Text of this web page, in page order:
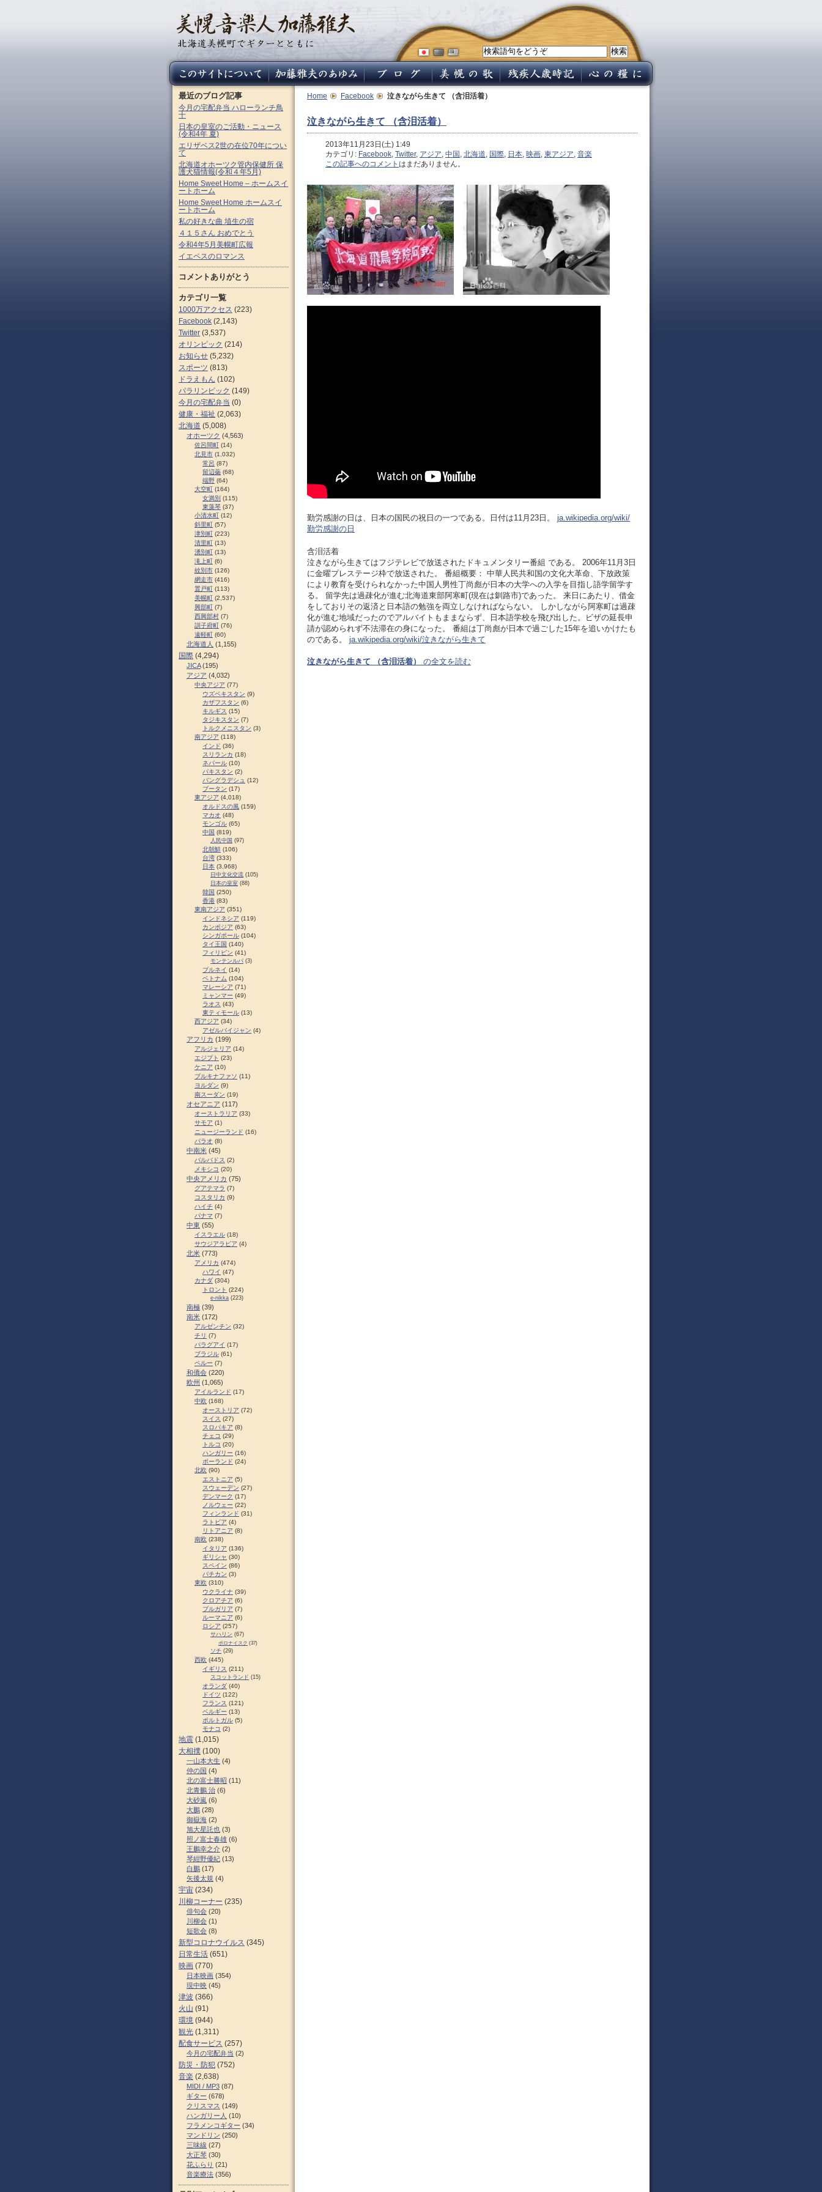
Home Facebook 泣きながら生きて （含泪活着）
泣きながら生きて （含泪活着）
2013年11月23日(土) 1:49
カテゴリ: Facebook, Twitter, アジア, 中国 , 北海道, 国際, 日本, 映画, 東アジア, 音楽
この記事へのコメント はまだありません。
勤労感謝の日は、日本の国民の祝日の一つである。日付は11月23日。 ja.wikipedia.org/wiki/
勤労感謝の日
含泪活着
泣きながら生きてはフジテレビで放送されたドキュメンタリー番組 である。 2006年11月3日
に金曜プレステージ枠で放送された。 番組概要： 中華人民共和国の文化大革命、下放政策
により教育を受けられなかった中国人男性丁尚彪が日本の大学への入学を目指し語学留学す
る。 留学先は過疎化が進む北海道東部阿寒町(現在は釧路市)であった。 来日にあたり、借金
をしておりその返済と日本語の勉強を両立しなければならない。 しかしながら阿寒町は過疎
化が進む地域だったのでアルバイトもままならず、日本語学校を飛び出した。ビザの延長申
請が認められず不法滞在の身になった。 番組は丁尚彪が日本で過ごした15年を追いかけたも
のである。 ja.wikipedia.org/wiki/泣きながら生きて
泣きながら生きて （含泪活着） の全文を読む
最近のブログ記事
今月の宅配弁当 ハローランチ鳥
十
日本の皇室のご活動・ニュース
(令和4年 夏)
エリザベス2世の在位70年につい
て
北海道オホーツク管内保健所 保
護犬猫情報(令和４年5月)
Home Sweet Home – ホームスイ
ートホーム
Home Sweet Home ホームスイ
ートホーム
私の好きな曲 埴生の宿
４１５さん おめでとう
令和4年5月美幌町広報
イエペスのロマンス
コメントありがとう
カテゴリ一覧
1000万アクセス (223)
Facebook (2,143)
Twitter (3,537)
オリンピック (214)
お知らせ (5,232)
スポーツ (813)
ドラえもん (102)
パラリンピック (149)
今月の宅配弁当 (0)
健康・福祉 (2,063)
北海道 (5,008)
オホーツク (4,563)
佐呂間町 (14)
北見市 (1,032)
常呂 (87)
留辺蘂 (68)
端野 (64)
大空町 (164)
女満別 (115)
東藻琴 (37)
小清水町 (12)
斜里町 (57)
津別町 (223)
清里町 (13)
湧別町 (13)
滝上町 (6)
紋別市 (126)
網走市 (416)
置戸町 (113)
美幌町 (2,537)
興部町 (7)
西興部村 (7)
訓子府町 (76)
遠軽町 (60)
北海道人 (1,155)
国際 (4,294)
JICA(195)
アジア (4,032)
中央アジア (77)
ウズベキスタン (9)
カザフスタン (6)
キルギス (15)
タジキスタン (7)
トルクメニスタン (3)
南アジア (118)
インド (36)
スリランカ (18)
ネパール (10)
パキスタン (2)
バングラデシュ (12)
ブータン (17)
東アジア (4,018)
オルドスの風 (159)
マカオ (48)
モンゴル (65)
中国 (819)
人民中国 (97)
北朝鮮 (106)
台湾 (333)
日本 (3,968)
日中文化交流 (105)
日本の皇室 (88)
韓国 (250)
香港 (83)
東南アジア (351)
インドネシア (119)
カンボジア (63)
シンガポール (104)
タイ王国 (140)
フィリピン (41)
モンテンルパ (3)
ブルネイ (14)
ベトナム (104)
マレーシア (71)
ミャンマー (49)
ラオス (43)
東ティモール (13)
西アジア (34)
アゼルバイジャン (4)
アフリカ (199)
アルジェリア (14)
エジプト (23)
ケニア (10)
ブルキナファソ (11)
ヨルダン (9)
南スーダン (19)
オセアニア (117)
オーストラリア (33)
サモア (1)
ニュージーランド (16)
パラオ (8)
中南米 (45)
バルバドス (2)
メキシコ (20)
中央アメリカ (75)
グアテマラ (7)
コスタリカ (9)
ハイチ (4)
パナマ (7)
中東 (55)
イスラエル (18)
サウジアラビア (4)
北米 (773)
アメリカ (474)
ハワイ (47)
カナダ (304)
トロント (224)
e-nikka (223)
南極 (39)
南米 (172)
アルゼンチン (32)
チリ (7)
パラグアイ (17)
ブラジル (61)
ペルー (7)
和僑会 (220)
欧州 (1,065)
アイルランド (17)
中欧 (168)
オーストリア (72)
スイス (27)
スロパキア (8)
チェコ (29)
トルコ (20)
ハンガリー (16)
ポーランド (24)
北欧 (90)
エストニア (5)
スウェーデン (27)
デンマーク (17)
ノルウェー (22)
フィンランド (31)
ラトビア (4)
リトアニア (8)
南欧 (238)
イタリア (136)
ギリシャ (30)
スペイン (86)
バチカン (3)
東欧 (310)
ウクライナ (39)
クロアチア (6)
ブルガリア (7)
ルーマニア (6)
ロシア (257)
サハリン (67)
ポロナイスク (37)
ソチ (29)
西欧 (445)
イギリス (211)
スコットランド (15)
オランダ (40)
ドイツ (122)
フランス (121)
ベルギー (13)
ポルトガル (5)
モナコ (2)
地震 (1,015)
大相撲 (100)
一山本大生 (4)
仲の国 (4)
北の富士勝昭 (11)
北青鵬 治 (6)
大砂嵐 (6)
大鵬 (28)
御嶽海 (2)
旭大星託也 (3)
照ノ富士春雄 (6)
王鵬幸之介 (2)
琴紺野優紀 (13)
白鵬 (17)
矢後太規 (4)
宇宙 (234)
川柳コーナー (235)
俳句会 (20)
川柳会 (1)
短歌会 (8)
新型コロナウイルス (345)
日常生活 (651)
映画 (770)
日本映画 (354)
現中映 (45)
津波 (366)
火山 (91)
環境 (944)
観光 (1,311)
配食サービス (257)
今月の宅配弁当 (2)
防災・防犯 (752)
音楽 (2,638)
MIDI / MP3 (87)
ギター (678)
クリスマス (149)
ハンガリー人 (10)
フラメンコギター (34)
マンドリン (250)
三味線 (27)
大正琴 (30)
花ふらり (21)
音楽療法 (356)